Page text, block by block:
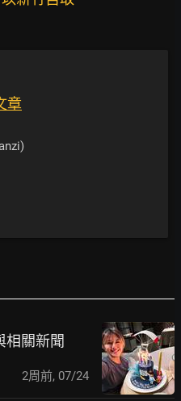
章
相關新聞
2周前, 07/24